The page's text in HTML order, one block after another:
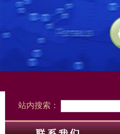
站内搜索：